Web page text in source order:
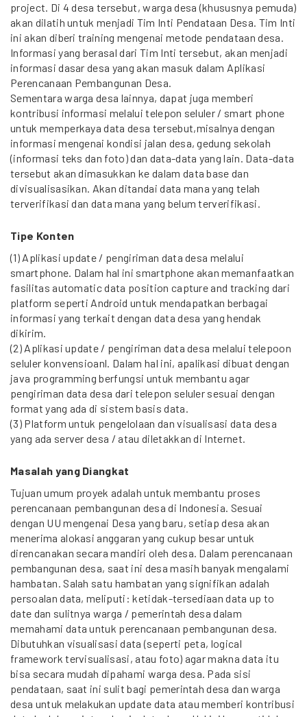
project. Di 4 desa tersebut, warga desa (khususnya pemuda)
akan dilatih untuk menjadi Tim Inti Pendataan Desa. Tim Inti
ini akan diberi training mengenai metode pendataan desa.
Informasi yang berasal dari Tim Inti tersebut, akan menjadi
informasi dasar desa yang akan masuk dalam Aplikasi
Perencanaan Pembangunan Desa.
Sementara warga desa lainnya, dapat juga memberi
kontribusi informasi melalui telepon seluler / smart phone
untuk memperkaya data desa tersebut,misalnya dengan
informasi mengenai kondisi jalan desa, gedung sekolah
(informasi teks dan foto) dan data-data yang lain. Data-data
tersebut akan dimasukkan ke dalam data base dan
divisualisasikan. Akan ditandai data mana yang telah
terverifikasi dan data mana yang belum terverifikasi.
Tipe Konten
(1) Aplikasi update / pengiriman data desa melalui
smartphone. Dalam hal ini smartphone akan memanfaatkan
fasilitas automatic data position capture and tracking dari
platform seperti Android untuk mendapatkan berbagai
informasi yang terkait dengan data desa yang hendak
dikirim.
(2) Aplikasi update / pengiriman data desa melalui telepoon
seluler konvensioanl. Dalam hal ini, apalikasi dibuat dengan
java programming berfungsi untuk membantu agar
pengiriman data desa dari telepon seluler sesuai dengan
format yang ada di sistem basis data.
(3) Platform untuk pengelolaan dan visualisasi data desa
yang ada server desa / atau diletakkan di Internet.
Masalah yang Diangkat
Tujuan umum proyek adalah untuk membantu proses
perencanaan pembangunan desa di Indonesia. Sesuai
dengan UU mengenai Desa yang baru, setiap desa akan
menerima alokasi anggaran yang cukup besar untuk
direncanakan secara mandiri oleh desa. Dalam perencanaan
pembangunan desa, saat ini desa masih banyak mengalami
hambatan. Salah satu hambatan yang signifikan adalah
persoalan data, meliputi: ketidak-tersediaan data up to
date dan sulitnya warga / pemerintah desa dalam
memahami data untuk perencanaan pembangunan desa.
Dibutuhkan visualisasi data (seperti peta, logical
framework tervisualisasi, atau foto) agar makna data itu
bisa secara mudah dipahami warga desa. Pada sisi
pendataan, saat ini sulit bagi pemerintah desa dan warga
desa untuk melakukan update data atau memberi kontribusi